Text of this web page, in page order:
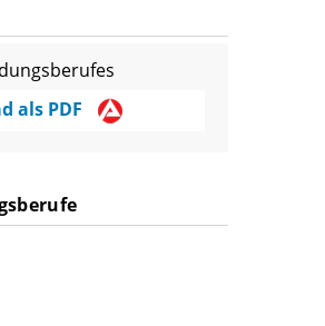
als PDF